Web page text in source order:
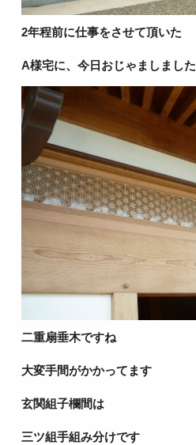
2年程前に仕事をさせて頂いた
A様宅に、今日おじゃましました
二重扇垂木ですね
大変手間がかかってます
玄関組子欄間は
三ツ組手組み分けです